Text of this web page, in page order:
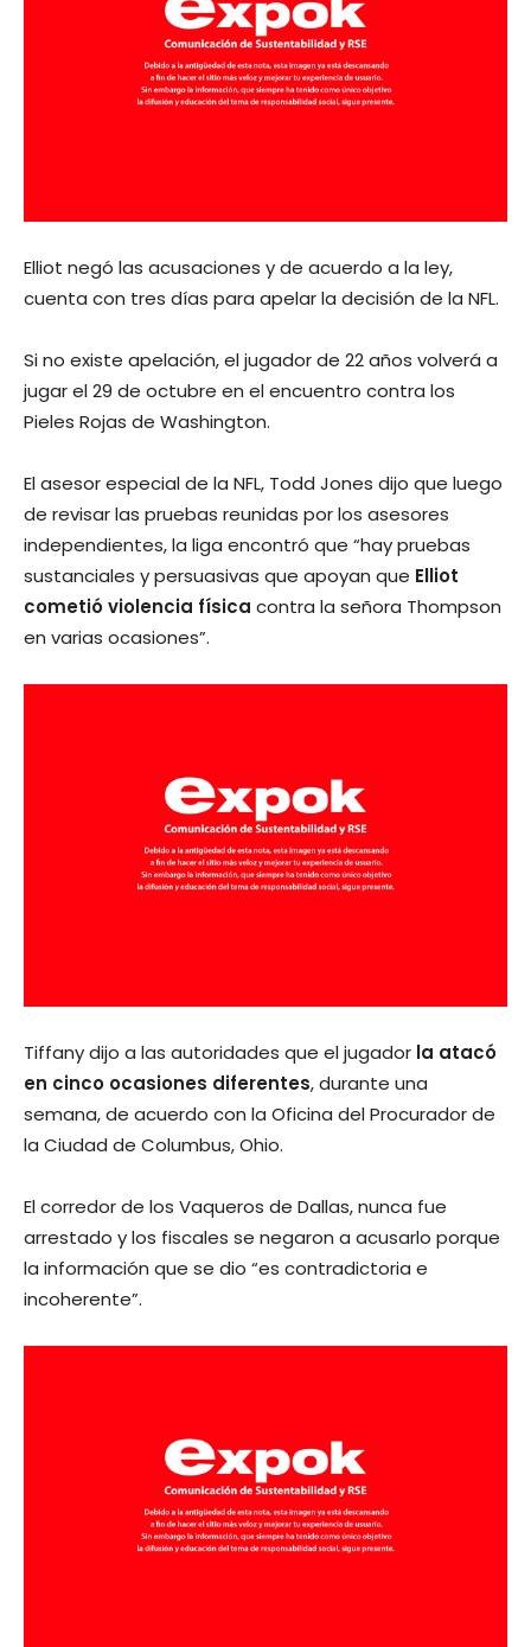
Elliot negó las acusaciones y de acuerdo a la ley,
cuenta con tres días para apelar la decisión de la NFL.
Si no existe apelación, el jugador de 22 años volverá a
jugar el 29 de octubre en el encuentro contra los
Pieles Rojas de Washington.
El asesor especial de la NFL, Todd Jones dijo que luego
de revisar las pruebas reunidas por los asesores
independientes, la liga encontró que “hay pruebas
sustanciales y persuasivas que apoyan que Elliot
cometió violencia física contra la señora Thompson
en varias ocasiones”.
Tiffany dijo a las autoridades que el jugador la atacó
en cinco ocasiones diferentes, durante una
semana, de acuerdo con la Oficina del Procurador de
la Ciudad de Columbus, Ohio.
El corredor de los Vaqueros de Dallas, nunca fue
arrestado y los fiscales se negaron a acusarlo porque
la información que se dio “es contradictoria e
incoherente”.